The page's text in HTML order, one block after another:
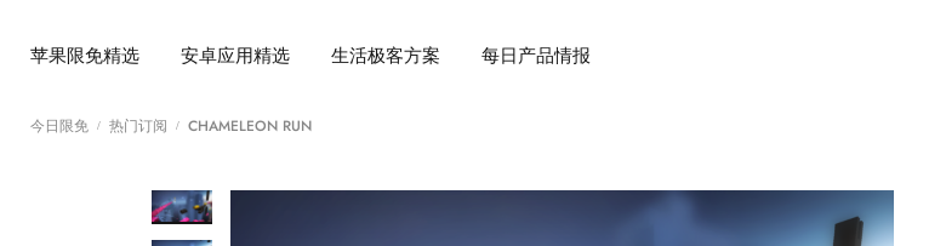
苹果限免精选 安卓应用精选 生活极客方案 每日产品情报
今日限免 热门订阅 CHAMELEON RUN